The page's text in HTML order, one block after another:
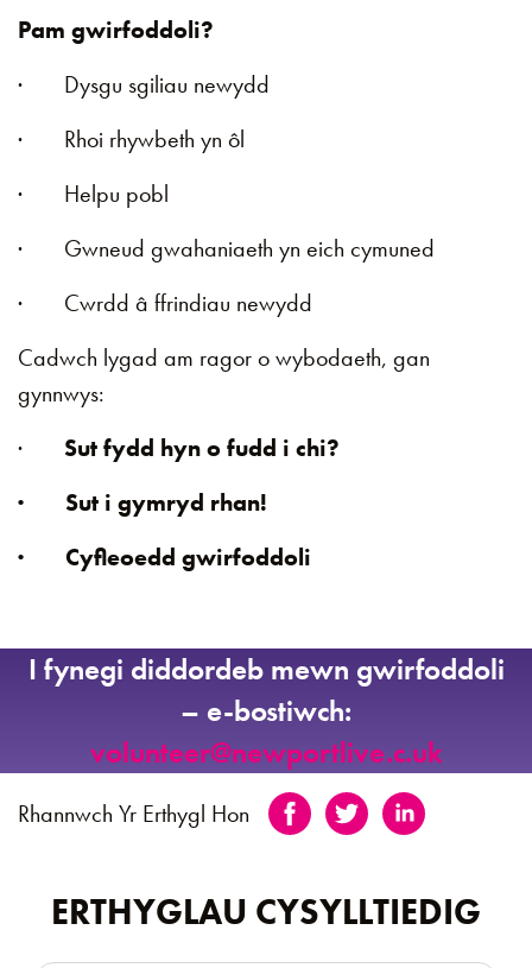
Pam gwirfoddoli?
· Dysgu sgiliau newydd
· Rhoi rhywbeth yn ôl
· Helpu pobl
· Gwneud gwahaniaeth yn eich cymuned
· Cwrdd â ffrindiau newydd
Cadwch lygad am ragor o wybodaeth, gan
gynnwys:
·
Sut fydd hyn o fudd i chi?
· Sut i gymryd rhan!
· Cyfleoedd gwirfoddoli
I fynegi diddordeb mewn gwirfoddoli
– e-bostiwch:
volunteer@newportlive.c.uk
Rhannwch Yr Erthygl Hon
ERTHYGLAU CYSYLLTIEDIG